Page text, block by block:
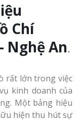
Chí
Nghệ An.
rất lớn trong việc
kinh doanh của
Một bảng hiệu
hiện thu hút sự
Làm biển
Thuận An